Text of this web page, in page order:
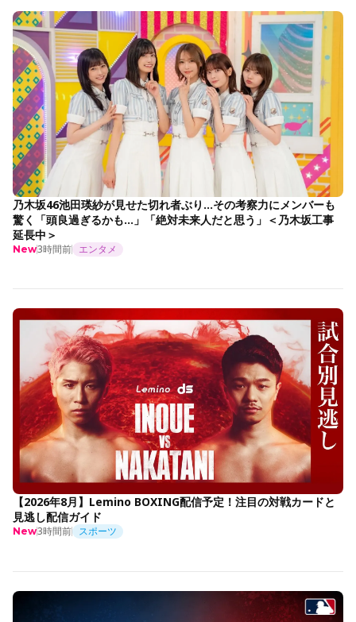
乃木坂46池田瑛紗が見せた切れ者ぶり…その考察力にメンバーも
驚く「頭良過ぎるかも…」「絶対未来人だと思う」＜乃木坂工事
延長中＞
New3時間前 エンタメ
【2026年8月】Lemino BOXING配信予定！注目の対戦カードと
見逃し配信ガイド
New3時間前 スポーツ